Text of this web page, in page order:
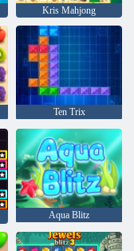
Kris Mahjong
Ten Trix
Aqua Blitz